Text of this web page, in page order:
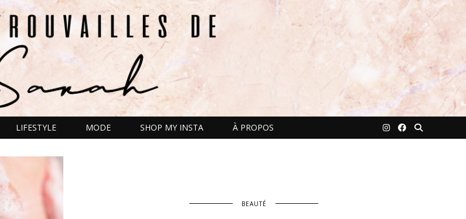
LIFESTYLE MODE SHOP MY INSTA À PROPOS
BEAUTÉ